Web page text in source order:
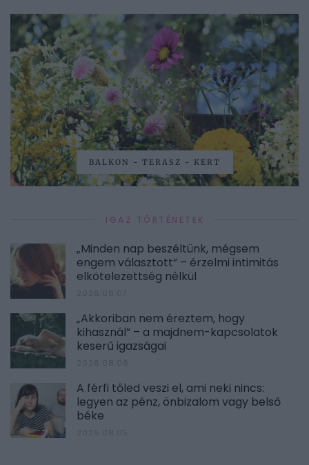
BALKON - TERASZ - KERT
IGAZ TÖRTÉNETEK
„Minden nap beszéltünk, mégsem
engem választott” – érzelmi intimitás
elkötelezettség nélkül
2026.08.07.
„Akkoriban nem éreztem, hogy
kihasznál” – a majdnem-kapcsolatok
keserű igazságai
A férfi tőled veszi el, ami neki nincs:
legyen az pénz, önbizalom vagy belső
béke